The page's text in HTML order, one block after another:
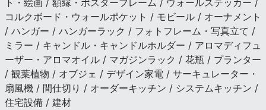
ト・絵画 / 額縁・ポスターフレーム / ウォールステッカー /
コルクボード・ウォールポケット / モビール / オーナメント
/ ハンガー / ハンガーラック / フォトフレーム・写真立て /
ミラー / キャンドル・キャンドルホルダー / アロマディフュ
ーザー・アロマオイル / マガジンラック / 花瓶 / プランター
/ 観葉植物 / オブジェ / デザイン家電 / サーキュレーター・
扇風機 / 間仕切り / オーダーキッチン / システムキッチン /
住宅設備 / 建材